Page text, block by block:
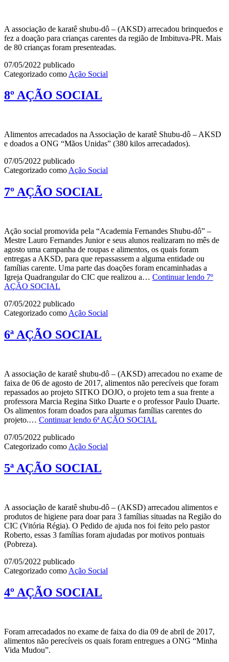
A associação de karatê shubu-dô – (AKSD) arrecadou brinquedos e
fez a doação para crianças carentes da região de Imbituva-PR. Mais
de 80 crianças foram presenteadas.
07/05/2022 publicado
Categorizado como Ação Social
8º AÇÃO SOCIAL
Alimentos arrecadados na Associação de karatê Shubu-dô – AKSD
e doados a ONG “Mãos Unidas” (380 kilos arrecadados).
07/05/2022 publicado
Categorizado como Ação Social
7º AÇÃO SOCIAL
Ação social promovida pela “Academia Fernandes Shubu-dô” –
Mestre Lauro Fernandes Junior e seus alunos realizaram no mês de
agosto uma campanha de roupas e alimentos, os quais foram
entregas a AKSD, para que repassassem a alguma entidade ou
famílias carente. Uma parte das doações foram encaminhadas a
Igreja Quadrangular do CIC que realizou a… Continuar lendo 7º
AÇÃO SOCIAL
07/05/2022 publicado
Categorizado como Ação Social
6ª AÇÃO SOCIAL
A associação de karatê shubu-dô – (AKSD) arrecadou no exame de
faixa de 06 de agosto de 2017, alimentos não perecíveis que foram
repassados ao projeto SITKO DOJO, o projeto tem a sua frente a
professora Marcia Regina Sitko Duarte e o professor Paulo Duarte.
Os alimentos foram doados para algumas famílias carentes do
projeto.… Continuar lendo 6ª AÇÃO SOCIAL
07/05/2022 publicado
Categorizado como Ação Social
5ª AÇÃO SOCIAL
A associação de karatê shubu-dô – (AKSD) arrecadou alimentos e
produtos de higiene para doar para 3 famílias situadas na Região do
CIC (Vitória Régia). O Pedido de ajuda nos foi feito pelo pastor
Roberto, essas 3 famílias foram ajudadas por motivos pontuais
(Pobreza).
07/05/2022 publicado
Categorizado como Ação Social
4º AÇÃO SOCIAL
Foram arrecadados no exame de faixa do dia 09 de abril de 2017,
alimentos não perecíveis os quais foram entregues a ONG “Minha
Vida Mudou”.